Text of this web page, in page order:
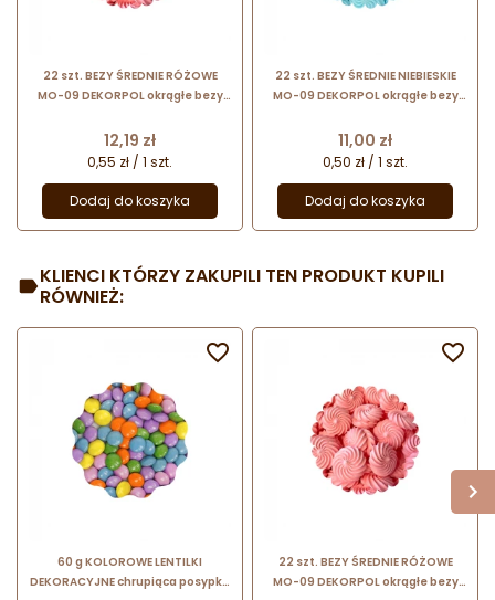
22 szt. BEZY ŚREDNIE RÓŻOWE
MO-09 DEKORPOL okrągłe bezy
mm
Cena
12,19 zł
0,55 zł / 1 szt.
Dodaj do koszyka
22 szt. BEZY ŚREDNIE NIEBIESKIE
MO-09 DEKORPOL okrągłe bezy
mm
Cena
11,00 zł
0,50 zł / 1 szt.
Dodaj do koszyka
KLIENCI KTÓRZY ZAKUPILI TEN PRODUKT KUPILI
RÓWNIEŻ:
60 g KOLOROWE LENTILKI
DEKORACYJNE chrupiąca posypka

22 szt. BEZY ŚREDNIE RÓŻOWE
MO-09 DEKORPOL okrągłe bezy
